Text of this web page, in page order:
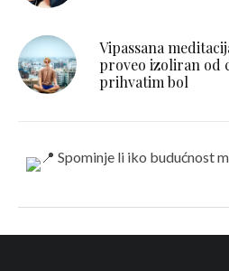
Vipassana
proveo izoliran od
prihvatim bol